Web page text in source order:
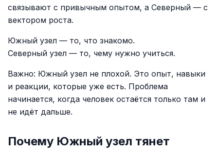
связывают с привычным опытом, а Северный — с
вектором роста.
Южный узел — то, что знакомо.
Северный узел — то, чему нужно учиться.
Важно: Южный узел не плохой. Это опыт, навыки
и реакции, которые уже есть. Проблема
начинается, когда человек остаётся только там и
не идёт дальше.
Почему Южный узел тянет